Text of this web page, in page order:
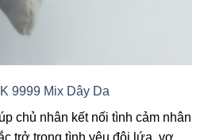
9999 Mix Dây Da
chủ nhân kết nối tình cảm nhân